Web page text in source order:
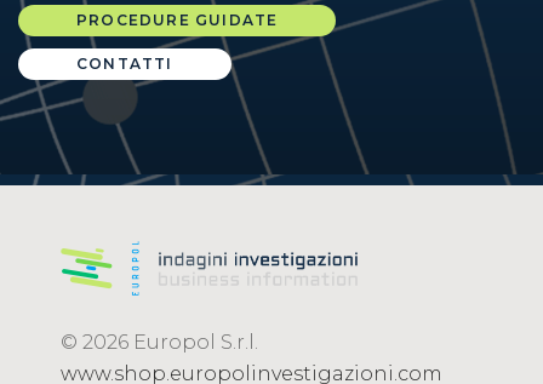
PROCEDURE GUIDATE
CONTATTI
© 2026 Europol S.r.l.
www.shop.europolinvestigazioni.com